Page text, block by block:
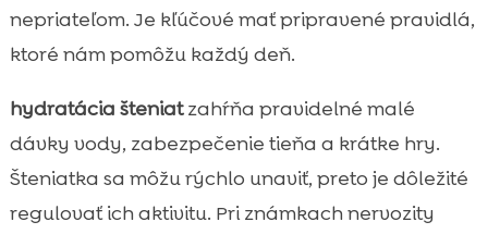
nepriateľom. Je kľúčové mať pripravené pravidlá,
ktoré nám pomôžu každý deň.
hydratácia šteniatzahŕňa pravidelné malé
dávky vody, zabezpečenie tieňa a krátke hry.
Šteniatka sa môžu rýchlo unaviť, preto je dôležité
regulovať ich aktivitu. Pri známkach nervozity